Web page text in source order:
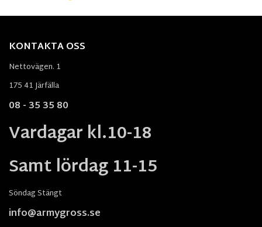
KONTAKTA OSS
Nettovägen. 1
175 41 Järfälla
08 - 35 35 80
Vardagar kl.10-18
Samt lördag 11-15
Söndag Stängt
info@armygross.se